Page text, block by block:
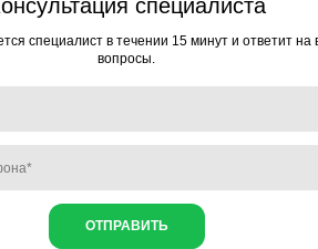
специалиста
специалист в течении 15 минут и ответит на
вопросы.
ОТПРАВИТЬ